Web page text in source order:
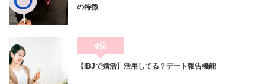
の特徴
4位
【IBJで婚活】活用してる？デート報告機能